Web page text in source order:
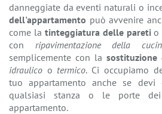
danneggiate da eventi naturali o
dell'appartamento può avvenire
come la tinteggiatura delle paretio
con ripavimentazione della
semplicemente con la
idraulico o termico. Ci occupiamo
tuo appartamento anche se
qualsiasi stanza o le porte
appartamento.